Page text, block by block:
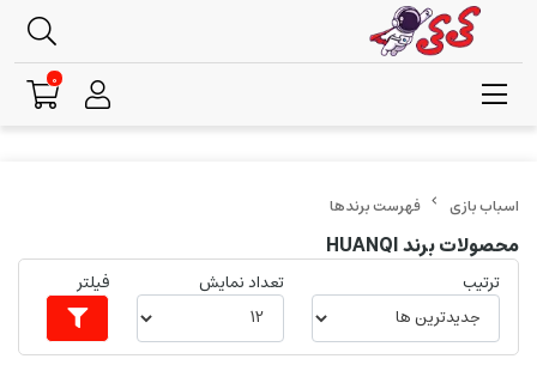
فهرست برندها
محصولات برند HUANQI
ترتیب تعداد نمایش فیلتر
0